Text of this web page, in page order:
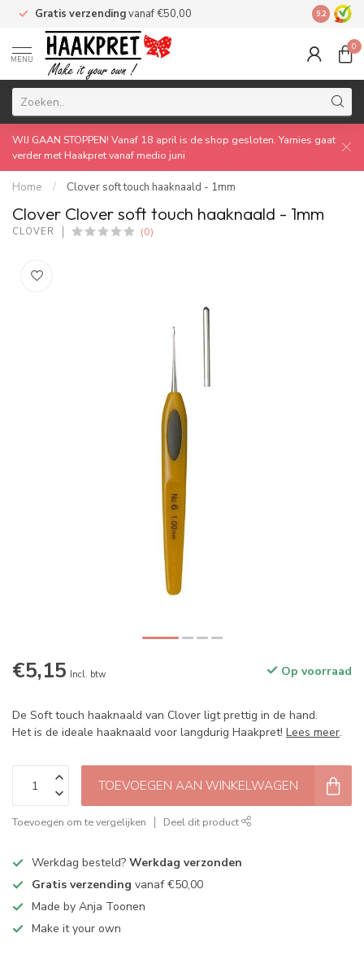
Gratis verzendingvanaf €50,00 Made by
9.2
MENU
0
WIJ GAAN STOPPEN! Vanaf 18 april is de shop gesloten. Yarnies gaat
verder met Haakpret vanaf medio juni
Home / Clover soft touch haaknaald - 1mm
Clover Clover soft touch haaknaald - 1mm
CLOVER (0)
€5,15 Incl. btw Op voorraad
De Soft touch haaknaald van Clover ligt prettig in de hand.
Het is de ideale haaknaald voor langdurig Haakpret! Lees meer.
TOEVOEGEN AAN WINKELWAGEN
Toevoegen om te vergelijken Deel dit product
Werkdag besteld? Werkdag verzonden
Gratis verzending vanaf €50,00
Made by Anja Toonen
Make it your own